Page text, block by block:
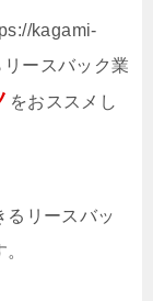
kagami-
ースバック業
をおススメし
るリースバッ